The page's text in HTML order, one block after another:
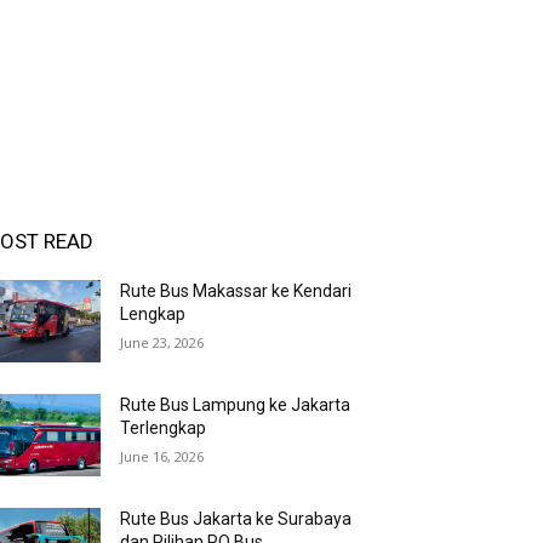
READ
Rute Bus Makassar ke Kendari
Lengkap
June 23, 2026
Rute Bus Lampung ke Jakarta
Terlengkap
June 16, 2026
Rute Bus Jakarta ke Surabaya